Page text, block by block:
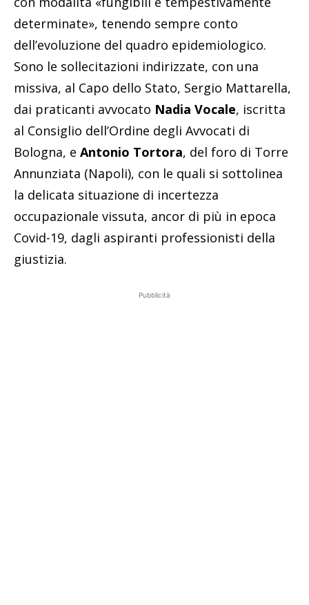
determinate», tenendo sempre conto
dell’evoluzione del quadro epidemiologico.
Sono le sollecitazioni indirizzate, con una
missiva, al Capo dello Stato, Sergio Mattarella,
dai praticanti avvocato Nadia Vocale, iscritta
al Consiglio dell’Ordine degli Avvocati di
Bologna, e Antonio Tortora, del foro di Torre
Annunziata (Napoli), con le quali si sottolinea
la delicata situazione di incertezza
occupazionale vissuta, ancor di più in epoca
Covid-19, dagli aspiranti professionisti della
giustizia.
Pubblicità